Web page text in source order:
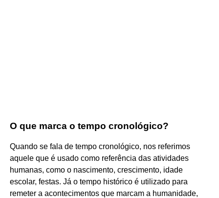
O que marca o tempo cronológico?
Quando se fala de tempo cronológico, nos referimos
aquele que é usado como referência das atividades
humanas, como o nascimento, crescimento, idade
escolar, festas. Já o tempo histórico é utilizado para
remeter a acontecimentos que marcam a humanidade,